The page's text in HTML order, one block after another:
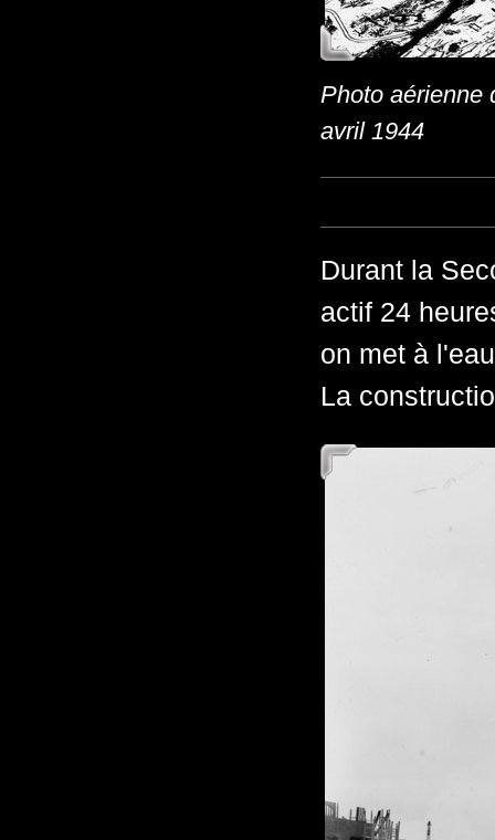
Photo aérienne
avril 1944
Durant la
actif 24
on met à
La